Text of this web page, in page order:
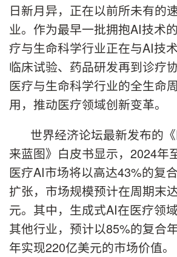
日新月异，正在以前所未有的
业。作为最早一批拥抱AI技术
疗与生命科学行业正在与AI技
临床试验、药品研发再到诊疗
医疗与生命科学行业的全生命
用，推动医疗领域创新变革。
世界经济论坛最新发布的
来蓝图》白皮书显示，2024年
医疗AI市场将以高达43%的复
扩张，市场规模预计在周期末
元。其中，生成式AI在医疗领
其他行业，预计以85%的复合
年实现220亿美元的市场价值。